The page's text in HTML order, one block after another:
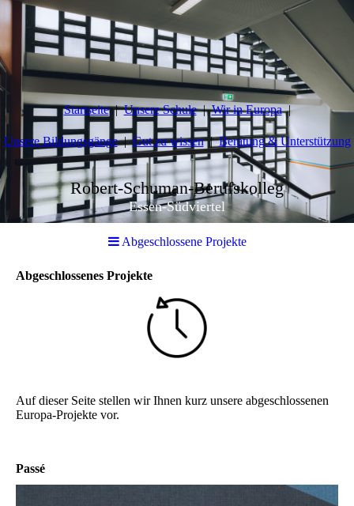
Startseite Unsere Schule Wir in Europa
Unsere Bildungsgänge Gut zu wissen Beratung & Unterstützung
Robert-Schuman-Berufskolleg
Essen-Südviertel
Abgeschlossene Projekte
Abgeschlossenes Projekte
Auf dieser Seite stellen wir Ihnen kurz unsere abgeschlossenen
Europa-Projekte vor.
Passé